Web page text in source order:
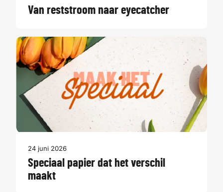
Van reststroom naar eyecatcher
24 juni 2026
Speciaal papier dat het verschil
maakt